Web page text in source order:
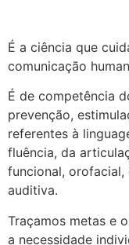
É a ciência que
comunicação
É de competência
prevenção,
referentes à
fluência, da
funcional,
auditiva.
Traçamos metas e
a necessidade